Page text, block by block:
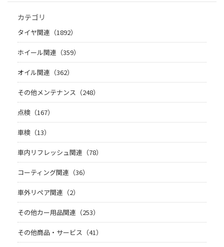
カテゴリ
タイヤ関連（1892）
ホイール関連（359）
オイル関連（362）
その他メンテナンス（248）
点検（167）
車検（13）
車内リフレッシュ関連（78）
コーティング関連（36）
車外リペア関連（2）
その他カー用品関連（253）
その他商品・サービス（41）